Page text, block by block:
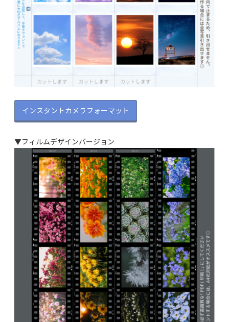
インスタントカメラフォーマット
▼フィルムデザインバージョン